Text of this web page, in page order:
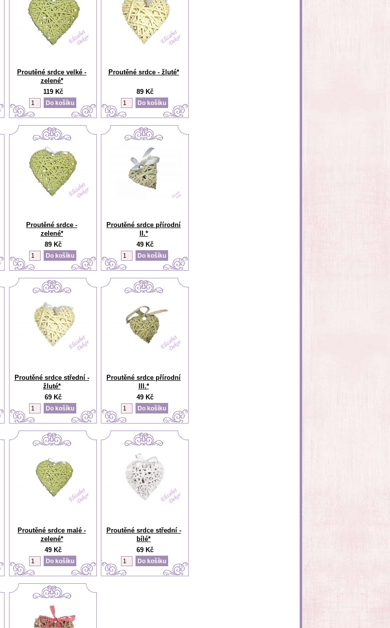
Proutěné srdce velké -
zelené*
119 Kč
Proutěné srdce - žluté*
89 Kč
Proutěné srdce -
zelené*
89 Kč
Proutěné srdce přírodní
II.*
49 Kč
Proutěné srdce střední -
žluté*
69 Kč
Proutěné srdce přírodní
III.*
49 Kč
Proutěné srdce malé -
zelené*
49 Kč
Proutěné srdce střední -
bílé*
69 Kč